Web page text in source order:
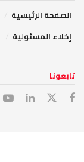
الصفحة الرئيسية
إخلاء المسئولية
تابعونا